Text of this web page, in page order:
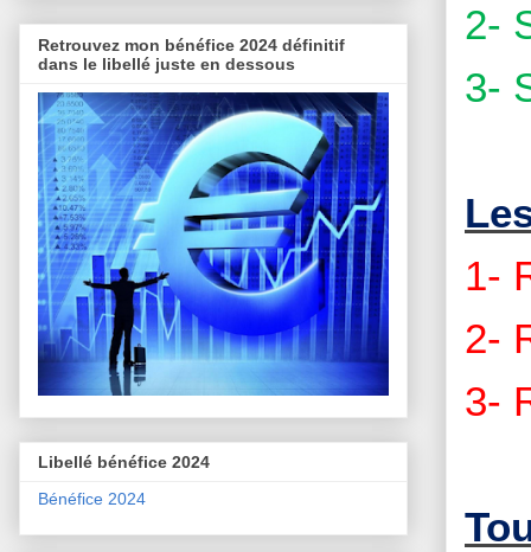
2-
3-
1-
2-
3-
Retrouvez mon bénéfice 2024 définitif
dans le libellé juste en dessous
Libellé bénéfice 2024
Bénéfice 2024